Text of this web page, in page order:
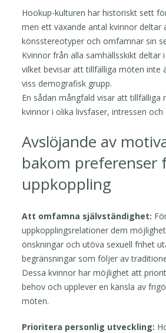
Hookup-kulturen har historiskt sett
men ett växande antal kvinnor deltar
könsstereotyper och omfamnar sin
Kvinnor från alla samhällsskikt deltar
vilket bevisar att tillfälliga möten inte
viss demografisk grupp.
En sådan mångfald visar att tillfälliga
kvinnor i olika livsfaser, intressen och
Avslöjande av
bakom preferenser
uppkoppling
Att omfamna självständighet:
uppkopplingsrelationer dem
önskningar och utöva sexuell frihet
begränsningar som följer av
Dessa kvinnor har möjlighet att
behov och upplever en känsla av
möten.
Prioritera personlig utveckling: